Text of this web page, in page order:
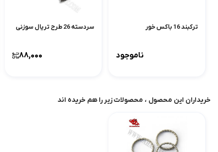
ترکبند 16 باکس خور
ناموجود
سردسته 26 طرح تریال سوزنی
88,000
خریداران این محصول ، محصولات زیر را هم خریده اند